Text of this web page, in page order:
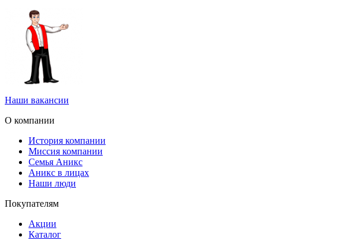
Наши вакансии
О компании
История компании
Миссия компании
Семья Аникс
Аникс в лицах
Наши люди
Покупателям
Акции
Каталог